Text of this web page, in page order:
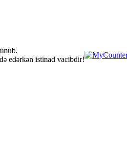
edərkən istinad vacibdir!